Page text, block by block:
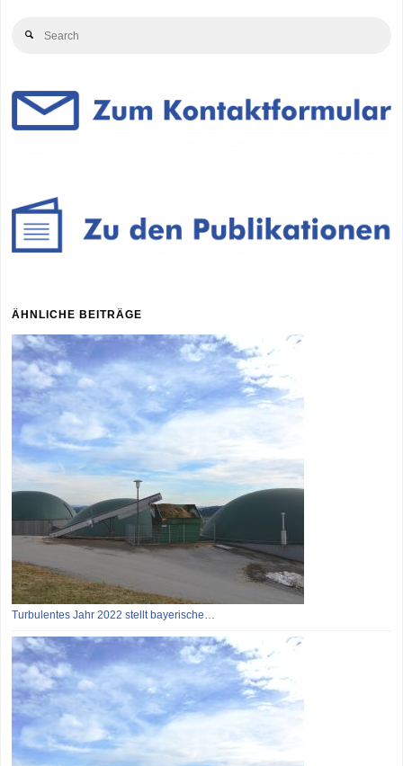
Search
ÄHNLICHE BEITRÄGE
Turbulentes Jahr 2022 stellt bayerische…